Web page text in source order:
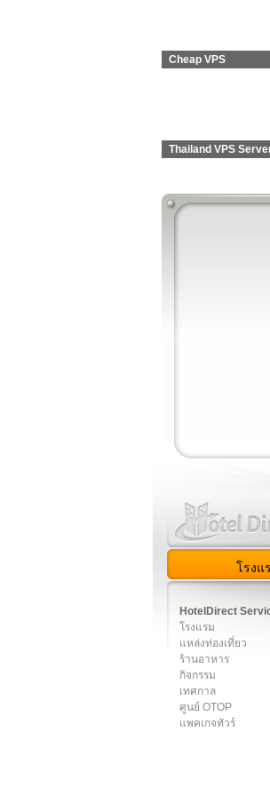
Cheap VPS
Thailand VPS
โรงแ
HotelDirect
โรงแรม
แหล่งท่องเที่ยว
ร้านอาหาร
กิจกรรม
เทศกาล
ศูนย์ OTOP
แพคเกจทัวร์